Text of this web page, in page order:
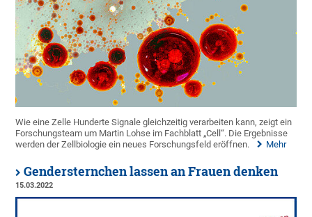
Wie eine Zelle Hunderte Signale gleichzeitig verarbeiten kann, zeigt ein
Forschungsteam um Martin Lohse im Fachblatt „Cell“. Die Ergebnisse
werden der Zellbiologie ein neues Forschungsfeld eröffnen.
Mehr
Gendersternchen lassen an Frauen denken
15.03.2022